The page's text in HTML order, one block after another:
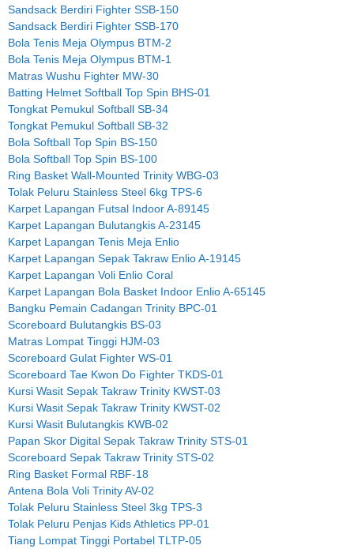
Sandsack Berdiri Fighter SSB-150
Sandsack Berdiri Fighter SSB-170
Bola Tenis Meja Olympus BTM-2
Bola Tenis Meja Olympus BTM-1
Matras Wushu Fighter MW-30
Batting Helmet Softball Top Spin BHS-01
Tongkat Pemukul Softball SB-34
Tongkat Pemukul Softball SB-32
Bola Softball Top Spin BS-150
Bola Softball Top Spin BS-100
Ring Basket Wall-Mounted Trinity WBG-03
Tolak Peluru Stainless Steel 6kg TPS-6
Karpet Lapangan Futsal Indoor A-89145
Karpet Lapangan Bulutangkis A-23145
Karpet Lapangan Tenis Meja Enlio
Karpet Lapangan Sepak Takraw Enlio A-19145
Karpet Lapangan Voli Enlio Coral
Karpet Lapangan Bola Basket Indoor Enlio A-65145
Bangku Pemain Cadangan Trinity BPC-01
Scoreboard Bulutangkis BS-03
Matras Lompat Tinggi HJM-03
Scoreboard Gulat Fighter WS-01
Scoreboard Tae Kwon Do Fighter TKDS-01
Kursi Wasit Sepak Takraw Trinity KWST-03
Kursi Wasit Sepak Takraw Trinity KWST-02
Kursi Wasit Bulutangkis KWB-02
Papan Skor Digital Sepak Takraw Trinity STS-01
Scoreboard Sepak Takraw Trinity STS-02
Ring Basket Formal RBF-18
Antena Bola Voli Trinity AV-02
Tolak Peluru Stainless Steel 3kg TPS-3
Tolak Peluru Penjas Kids Athletics PP-01
Tiang Lompat Tinggi Portabel TLTP-05